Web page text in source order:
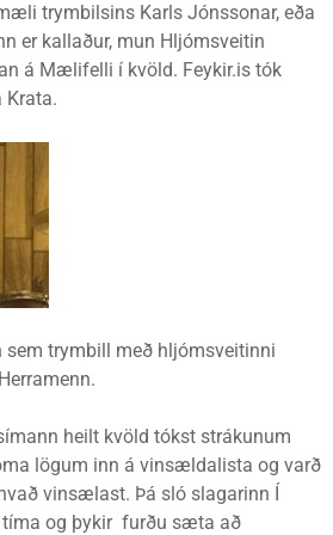
trymbilsins Karls Jónssonar, eða
er kallaður, mun Hljómsveitin
á Mælifelli í kvöld. Feykir.is tók
trymbill með hljómsveitinni
heilt kvöld tókst strákunum
lögum inn á vinsældalista og varð
vinsælast. Þá sló slagarinn Í
tíma og þykir furðu sæta að